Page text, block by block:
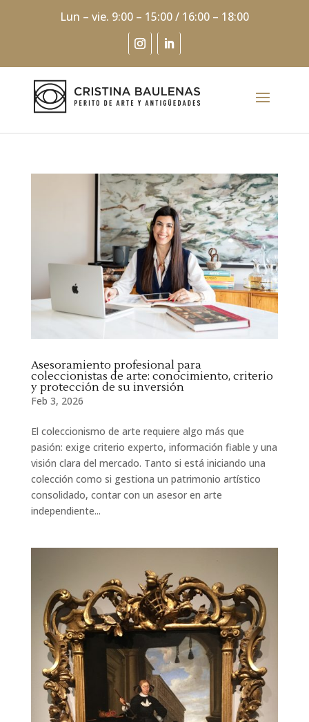
Lun – vie. 9:00 – 15:00 / 16:00 – 18:00
Asesoramiento profesional para
coleccionistas de arte: conocimiento, criterio
y protección de su inversión
Feb 3, 2026
El coleccionismo de arte requiere algo más que
pasión: exige criterio experto, información fiable y una
visión clara del mercado. Tanto si está iniciando una
colección como si gestiona un patrimonio artístico
consolidado, contar con un asesor en arte
independiente...